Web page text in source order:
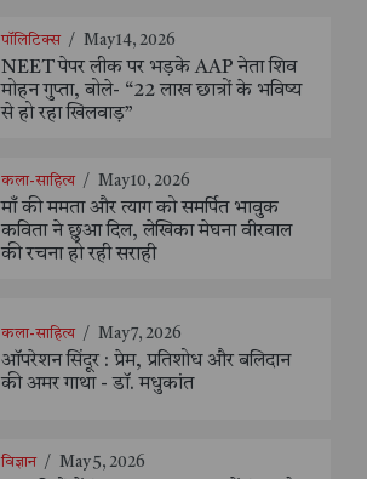
पॉलिटिक्स / May 14, 2026
NEET पेपर लीक पर भड़के AAP नेता शिव
मोहन गुप्ता, बोले- “22 लाख छात्रों के भविष्य
से हो रहा खिलवाड़”
कला-साहित्य / May 10, 2026
माँ की ममता और त्याग को समर्पित भावुक
कविता ने छुआ दिल, लेखिका मेघना वीरवाल
की रचना हो रही सराही
कला-साहित्य / May 7, 2026
ऑपरेशन सिंदूर : प्रेम, प्रतिशोध और बलिदान
की अमर गाथा - डॉ. मधुकांत
विज्ञान / May 5, 2026